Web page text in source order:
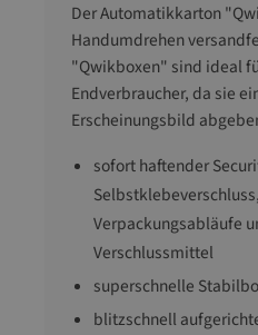
Der Automatikkarton
Handumdrehen
"Qwikboxen" sind ideal
Endverbraucher, da sie
Erscheinungsbild
sofort haftender
Verpackungsabläufe
Verschlussmittel
superschnelle
blitzschnell